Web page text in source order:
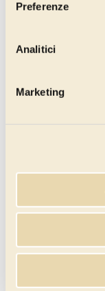
Preferenze
Analitici
Marketing